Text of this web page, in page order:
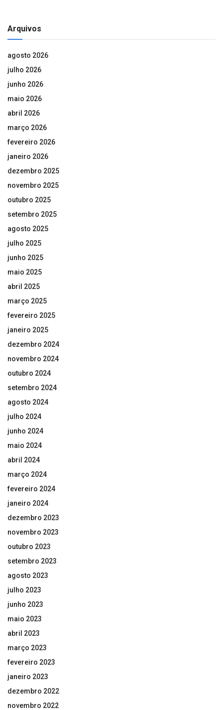
Arquivos
agosto 2026
julho 2026
junho 2026
maio 2026
abril 2026
março 2026
fevereiro 2026
janeiro 2026
dezembro 2025
novembro 2025
outubro 2025
setembro 2025
agosto 2025
julho 2025
junho 2025
maio 2025
abril 2025
março 2025
fevereiro 2025
janeiro 2025
dezembro 2024
novembro 2024
outubro 2024
setembro 2024
agosto 2024
julho 2024
junho 2024
maio 2024
abril 2024
março 2024
fevereiro 2024
janeiro 2024
dezembro 2023
novembro 2023
outubro 2023
setembro 2023
agosto 2023
julho 2023
junho 2023
maio 2023
abril 2023
março 2023
fevereiro 2023
janeiro 2023
dezembro 2022
novembro 2022